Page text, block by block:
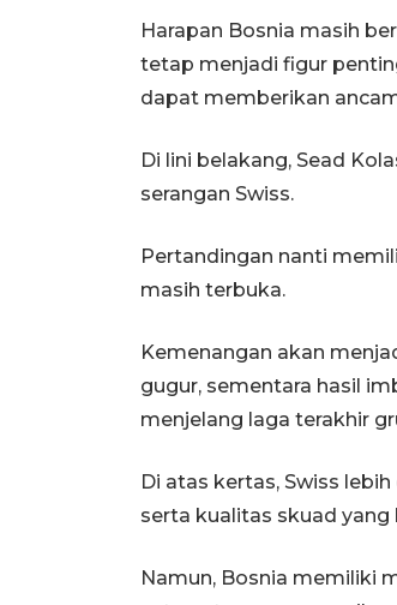
Harapan Bosnia masih
tetap menjadi figur
dapat memberikan
Di lini belakang, Sead
serangan Swiss.
Pertandingan nanti
masih terbuka.
Kemenangan akan
gugur, sementara hasil
menjelang laga terakhir
Di atas kertas, Swiss
serta kualitas skuad yang
Namun, Bosnia memiliki